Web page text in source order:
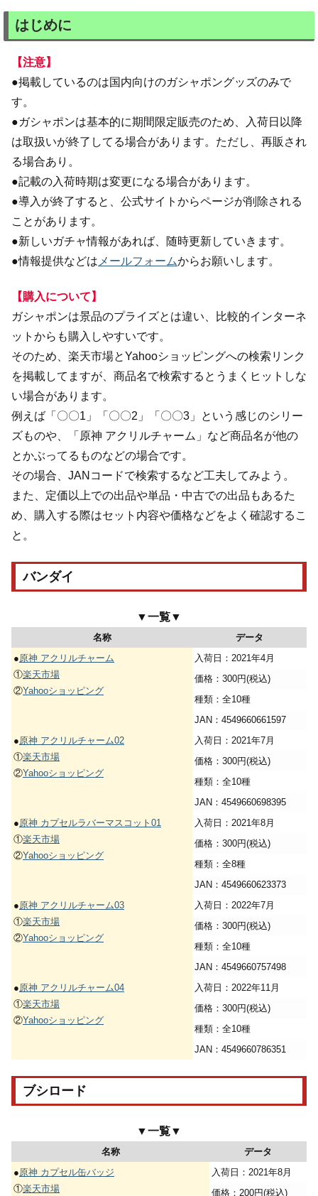
はじめに
【注意】
●掲載しているのは国内向けのガシャポングッズのみで
す。
●ガシャポンは基本的に期間限定販売のため、入荷日以降
は取扱いが終了してる場合があります。ただし、再販され
る場合あり。
●記載の入荷時期は変更になる場合があります。
●導入が終了すると、公式サイトからページが削除される
ことがあります。
●新しいガチャ情報があれば、随時更新していきます。
●情報提供などは メールフォームからお願いします。
【購入について】
ガシャポンは景品のプライズとは違い、比較的インターネ
ットからも購入しやすいです。
そのため、楽天市場とYahooショッピングへの検索リンク
を掲載してますが、商品名で検索するとうまくヒットしな
い場合があります。
例えば「〇〇1」「〇〇2」「〇〇3」という感じのシリー
ズものや、「原神 アクリルチャーム」など商品名が他の
とかぶってるものなどの場合です。
その場合、JANコードで検索するなど工夫してみよう。
また、定価以上での出品や単品・中古での出品もあるた
め、購入する際はセット内容や価格などをよく確認するこ
と。
バンダイ
▼一覧▼
名称
データ
●原神 アクリルチャーム
①楽天市場
②Yahooショッピング
入荷日：2021年4月
価格：300円(税込)
種類：全10種
JAN：4549660661597
●原神 アクリルチャーム02
①楽天市場
②Yahooショッピング
入荷日：2021年7月
価格：300円(税込)
種類：全10種
JAN：4549660698395
●原神 カプセルラバーマスコット01
①楽天市場
②Yahooショッピング
入荷日：2021年8月
価格：300円(税込)
種類：全8種
JAN：4549660623373
●原神 アクリルチャーム03
①楽天市場
②Yahooショッピング
入荷日：2022年7月
価格：300円(税込)
種類：全10種
JAN：4549660757498
●原神 アクリルチャーム04
①楽天市場
②Yahooショッピング
入荷日：2022年11月
価格：300円(税込)
種類：全10種
JAN：4549660786351
ブシロード
▼一覧▼
名称
データ
●原神 カプセル缶バッジ
①楽天市場
入荷日：2021年8月
価格：200円(税込)